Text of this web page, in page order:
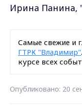
Ирина Панина,
Самые свежие и
ГТРК "Владимир"
курсе всех
Опубликовано: 20